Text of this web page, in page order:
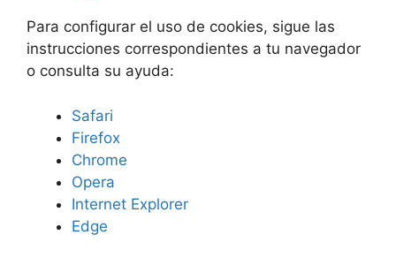
Para configurar el uso de cookies, sigue las
instrucciones correspondientes a tu navegador
o consulta su ayuda:
Safari
Firefox
Chrome
Opera
Internet Explorer
Edge